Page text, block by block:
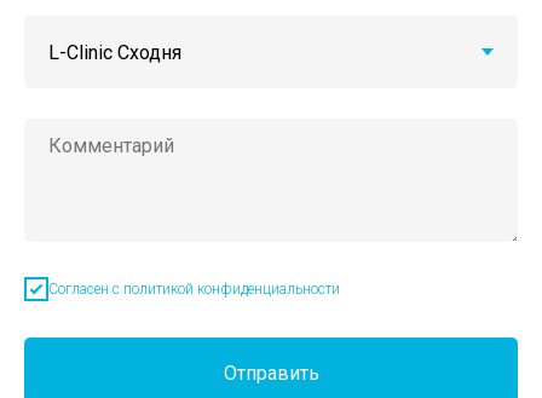
Согласен с политикой конфиденциальности
Отправить